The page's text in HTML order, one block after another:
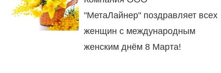
"МетаЛайнер" поздравляет всех
женщин с международным
женским днём 8 Марта!